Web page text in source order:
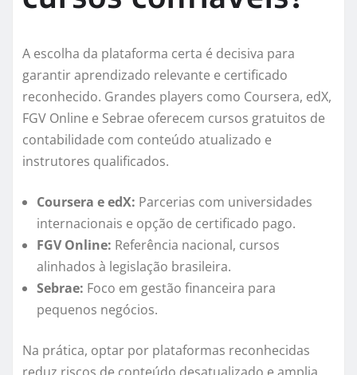
A escolha da plataforma certa é decisiva para
garantir aprendizado relevante e certificado
reconhecido. Grandes players como Coursera, edX,
FGV Online e Sebrae oferecem cursos gratuitos de
contabilidade com conteúdo atualizado e
instrutores qualificados.
Coursera e edX: Parcerias com universidades
internacionais e opção de certificado pago.
FGV Online: Referência nacional, cursos
alinhados à legislação brasileira.
Sebrae: Foco em gestão financeira para
pequenos negócios.
Na prática, optar por plataformas reconhecidas